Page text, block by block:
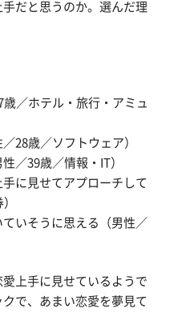
だと思うのか。選んだ理
／ホテル・旅行・アミュ
28歳／ソフトウェア）
／39歳／情報・IT）
に見せてアプローチして
いそうに思える（男性／
愛上手に見せているようで
で、あまい恋愛を夢見て